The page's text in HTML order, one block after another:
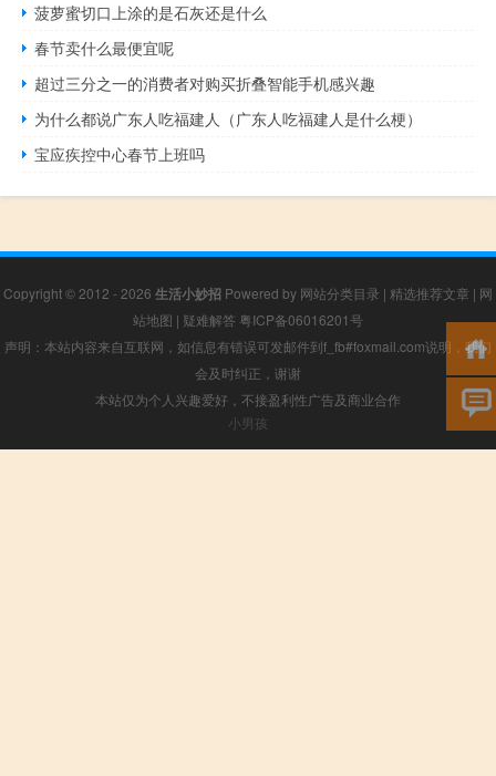
菠萝蜜切口上涂的是石灰还是什么
春节卖什么最便宜呢
超过三分之一的消费者对购买折叠智能手机感兴趣
为什么都说广东人吃福建人（广东人吃福建人是什么梗）
宝应疾控中心春节上班吗
Copyright © 2012 - 2026 生活小妙招 Powered by 网站分类目录 | 精选推荐文章 | 网
站地图 | 疑难解答 粤ICP备06016201号
声明：本站内容来自互联网，如信息有错误可发邮件到f_fb#foxmail.com说明，我们
会及时纠正，谢谢
本站仅为个人兴趣爱好，不接盈利性广告及商业合作
小男孩